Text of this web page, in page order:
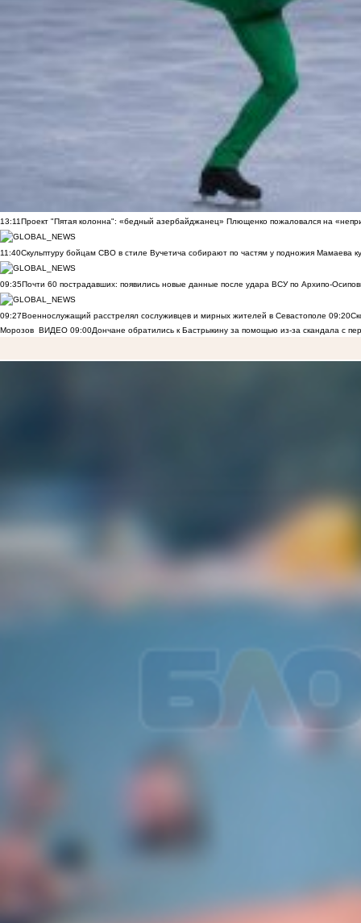
13:11Проект "Пятая колонна": «бедный азербайджанец» Плющенко пожаловался на
11:40Скульптуру бойцам СВО в стиле Вучетича собирают по частям у подножия Мамаева
09:35Почти 60 пострадавших: появились новые данные после удара ВСУ по Архипо-
09:27Военнослужащий расстрелял сослуживцев и мирных жителей в Севастополе 09:20
Морозов ВИДЕО 09:00Дончане обратились к Бастрыкину за помощью из-за скандала с